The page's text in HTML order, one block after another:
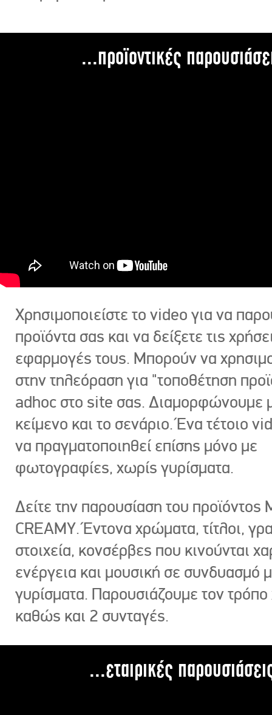
...προϊοντικές
Χρησιμοποιείστε το video για να
προϊόντα σας και να δείξετε τις
εφαρμογές τους. Μπορούν να
στην τηλεόραση για "τοποθέτηση
adhoc στο site σας. Διαμορφώνουμε
κείμενο και το σενάριο. Ένα τέτοιο
να πραγματοποιηθεί επίσης μόνο με
φωτογραφίες, χωρίς γυρίσματα.
Δείτε την παρουσίαση του προϊόντος
CREAMY. Έντονα χρώματα, τίτλοι,
στοιχεία, κονσέρβες που κινούνται
ενέργεια και μουσική σε συνδυασμό
γυρίσματα. Παρουσιάζουμε τον
καθώς και 2 συνταγές.
...εταιρικές